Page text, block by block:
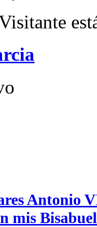
Antonio
mis